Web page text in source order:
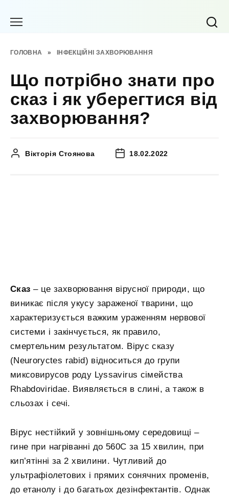
ГОЛОВНА » ІНФЕКЦІЙНІ ЗАХВОРЮВАННЯ
Що потрібно знати про
сказ і як уберегтися від
захворювання?
Вікторія Стоянова 18.02.2022
Сказ – це захворювання вірусної природи, що
виникає після укусу зараженої тварини, що
характеризується важким ураженням нервової
системи і закінчується, як правило,
смертельним результатом. Вірус сказу
(Neuroryctes rabid) відноситься до групи
миксовирусов роду Lyssavirus сімейства
Rhabdoviridae. Виявляється в слині, а також в
сльозах і сечі.
Вірус нестійкий у зовнішньому середовищі –
гине при нагріванні до 560С за 15 хвилин, при
кип’ятінні за 2 хвилини. Чутливий до
ультрафіолетових і прямих сонячних променів,
до етанолу і до багатьох дезінфектантів. Однак